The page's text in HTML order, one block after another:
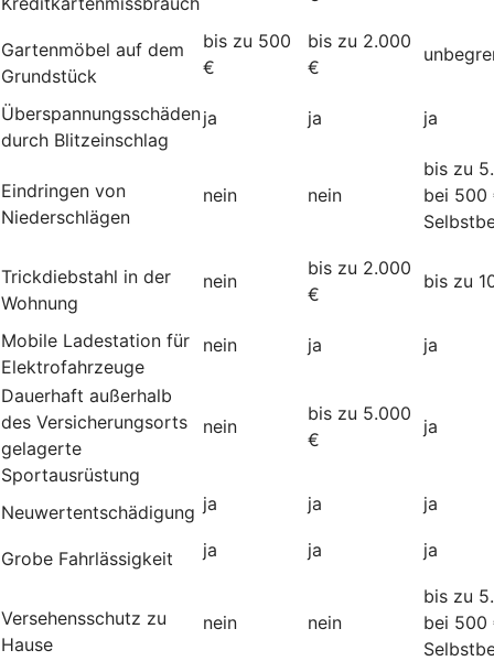
Gartenmöbel auf dem
Grundstück
bis zu 500
€
bis zu 2.000
€
Überspannungsschäden
durch Blitzeinschlag
ja ja ja
Eindringen von
Niederschlägen
nein nein
bis zu
bei 500
Trickdiebstahl in der
Wohnung
nein
bis zu 2.000
€
bis zu
Mobile Ladestation für
Elektrofahrzeuge
nein ja ja
Dauerhaft außerhalb
des Versicherungsorts
gelagerte
Sportausrüstung
nein
bis zu 5.000
€
ja
Neuwertentschädigung ja ja ja
Grobe Fahrlässigkeit ja ja ja
Versehensschutz zu
Hause
nein nein
bis zu
bei 500